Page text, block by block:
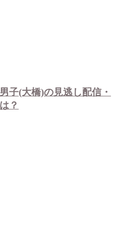
子(大橋)の見逃し配信・
？